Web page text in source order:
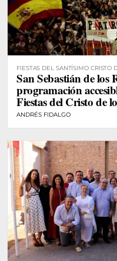
FIESTAS DEL SANTÍSIMO CRISTO
San Sebastián de los
programación
Fiestas del Cristo de
ANDRÉS FIDALGO